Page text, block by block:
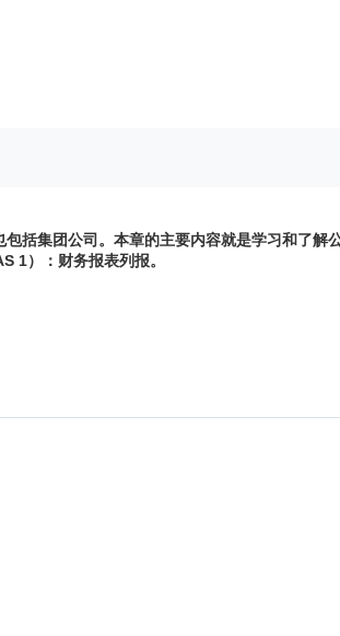
括集团公司。本章的主要内容就是学习和了解
1）：财务报表列报。
，该准则中关于长期资产的折旧计提以及重估
习；二是IAS40——投资性房地产准则，同学们应
三是IAS23借款费用准则，重点关注作为符合条